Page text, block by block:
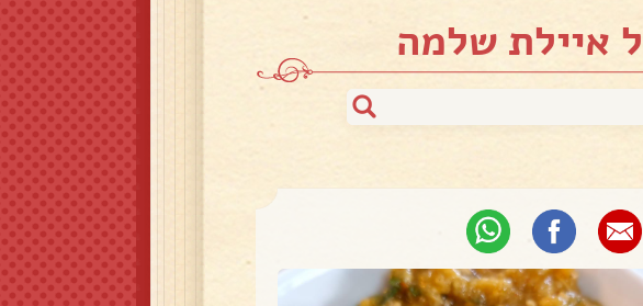
איילת שלמה